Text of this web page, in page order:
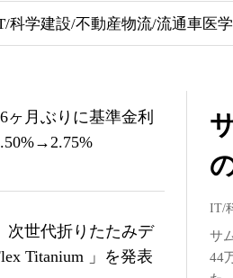
科学建設/不動産物流/流通車医
IT/
サ
44
ヶ月ぶりに基準金利
次世代折りたたみデ
Titanium 」を発表